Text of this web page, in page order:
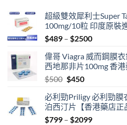
超級雙效犀利士Super
100mg/10粒 印度原裝
$489 – $2500Price
$489
through
偉哥 Viagra 威而鋼膜
西地那非片100mg 香
$500 Original
was:
$500.
$450Current
is:
$450.
必利勁Priligy 必利勁膜
泊西汀片【香港藥店正
$799 – $2099Price